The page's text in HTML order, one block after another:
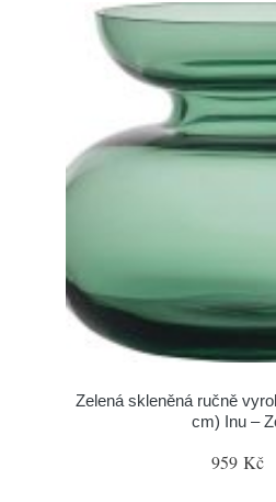
Zelená skleněná ručně
cm) Inu –
959 Kč